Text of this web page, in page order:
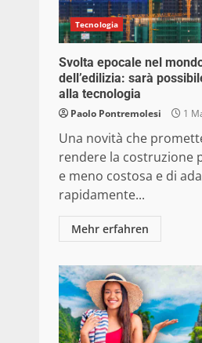
Tecnologia
Svolta epocale nel
dell’edilizia: sarà
alla tecnologia
Paolo Pontremolesi 1
Una novità che
rendere la costruzione
e meno costosa e di
rapidamente...
Mehr erfahren